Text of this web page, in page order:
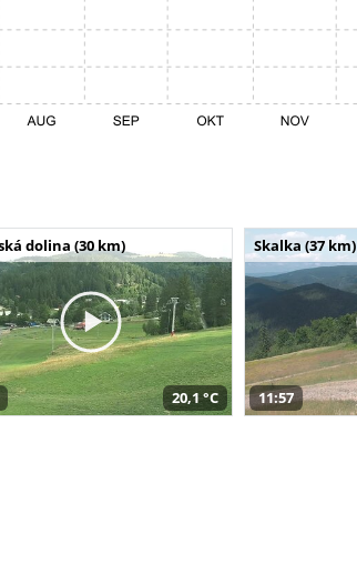
dolina (30 km)
20,1 °C
Skalka (37 km)
11:57